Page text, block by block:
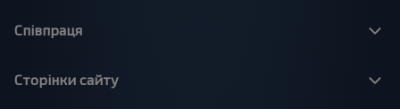
Співпраця
Сторінки сайту